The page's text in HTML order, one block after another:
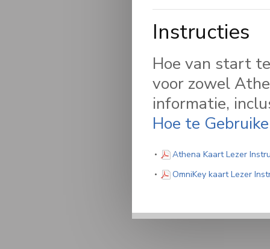
Instructies
Hoe van start
voor zowel
informatie,
Hoe te
Athena Kaart Lezer
OmniKey kaart Lezer